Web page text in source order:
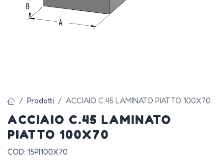
Prodotti ACCIAIO C.45 LAMINATO PIATTO 100X70
ACCIAIO C.45 LAMINATO
PIATTO 100X70
COD: 15PI100X70